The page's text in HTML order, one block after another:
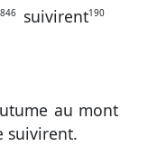
846 suivirent190
au mont
suivirent.